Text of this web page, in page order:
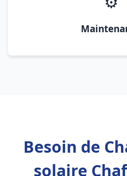
Besoin de
solaire